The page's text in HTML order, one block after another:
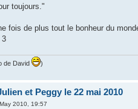
toujours."
fois de plus tout le bonheur du
3
de David )
et Peggy le 22 mai 2010
2010, 19:57